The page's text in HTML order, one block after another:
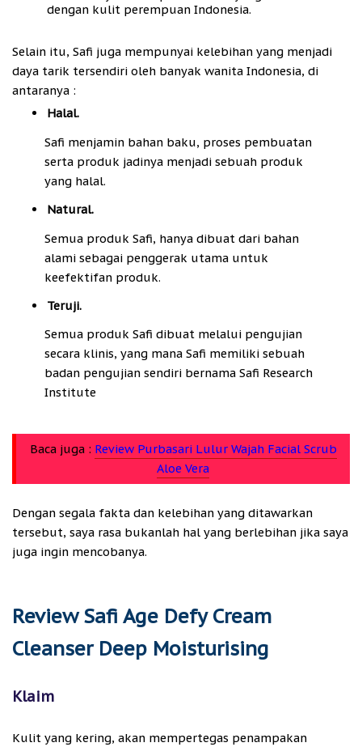
dengan kulit perempuan Indonesia.
Selain itu, Safi juga mempunyai kelebihan yang menjadi
daya tarik tersendiri oleh banyak wanita Indonesia, di
antaranya :
Halal.
Safi menjamin bahan baku, proses pembuatan
serta produk jadinya menjadi sebuah produk
yang halal.
Natural.
Semua produk Safi, hanya dibuat dari bahan
alami sebagai penggerak utama untuk
keefektifan produk.
Teruji.
Semua produk Safi dibuat melalui pengujian
secara klinis, yang mana Safi memiliki sebuah
badan pengujian sendiri bernama Safi Research
Institute
Baca juga : Review Purbasari Lulur Wajah Facial Scrub
Aloe Vera
Dengan segala fakta dan kelebihan yang ditawarkan
tersebut, saya rasa bukanlah hal yang berlebihan jika saya
juga ingin mencobanya.
Review Safi Age Defy Cream
Cleanser Deep Moisturising
Klaim
Kulit yang kering, akan mempertegas penampakan